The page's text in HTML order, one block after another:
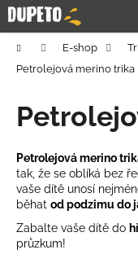
Prejsť
na
obsah
DomovE-shop
Petrolejová merino trika
Petrolejová merino
tak, že se oblíká bez
vaše dítě unosí
běhat od podzimu do
Zabalte vaše dítě do
průzkum!
K
o
o
p
o
t
r
e
b